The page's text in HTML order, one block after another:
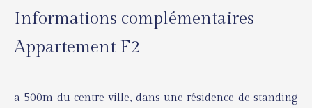
Informations complémentaires
Appartement F2
a 500m du centre ville, dans une résidence de standing